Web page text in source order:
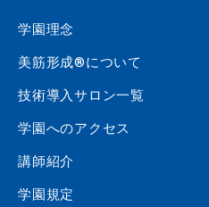
学園理念
美筋形成®について
技術導入サロン一覧
学園へのアクセス
講師紹介
学園規定